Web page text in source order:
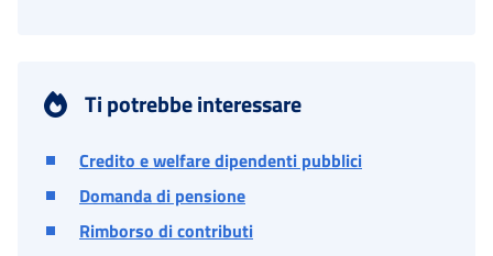
Ti potrebbe interessare
Credito e welfare dipendenti pubblici
Domanda di pensione
Rimborso di contributi